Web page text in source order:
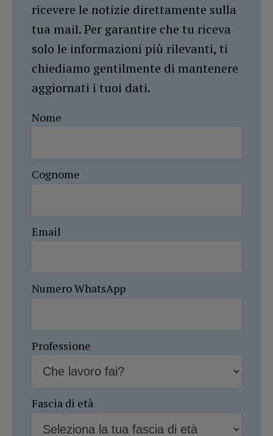
ricevere le notizie direttamente sulla
tua mail. Per garantire che tu riceva
solo le informazioni più rilevanti, ti
chiediamo gentilmente di mantenere
aggiornati i tuoi dati.
Nome
Cognome
Email
Numero WhatsApp
Professione
Fascia di età